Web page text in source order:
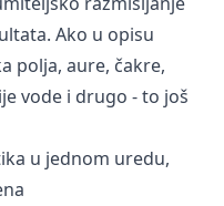
Ako u opisu
polja, aure, čakre,
vode i drugo - to još
u jednom uredu,